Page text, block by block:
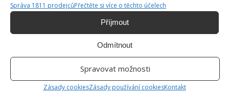
Správa 1811 prodejcůPřečtěte si více o těchto účelech
Příjmout
Odmítnout
Spravovat možnosti
Zásady cookiesZásady používání cookiesKontakt
Spolehlivě se o to postará peroxid vodíku
7.8.2026
Sklokeramickou i indukční desku je třeba
vhodně čistit. Pomůže například jedlá soda
7.8.2026